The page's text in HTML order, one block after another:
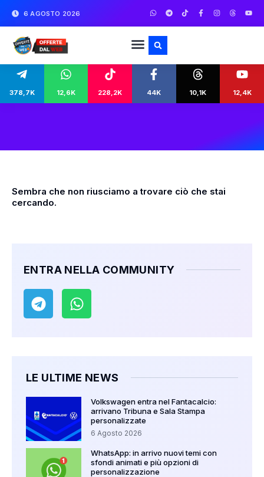
6 AGOSTO 2026
378,7K 12,6K 228,2K 44K 10,1K 12,4K
Sembra che non riusciamo a trovare ciò che stai
cercando.
ENTRA NELLA COMMUNITY
LE ULTIME NEWS
Volkswagen entra nel Fantacalcio:
arrivano Tribuna e Sala Stampa
personalizzate
6 Agosto 2026
WhatsApp: in arrivo nuovi temi con
sfondi animati e più opzioni di
personalizzazione